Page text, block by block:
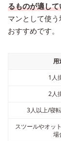
るものが適し
マンとして使
おすすめです。
用
1人
2人
3人以上/寝
スツールやオッ
場